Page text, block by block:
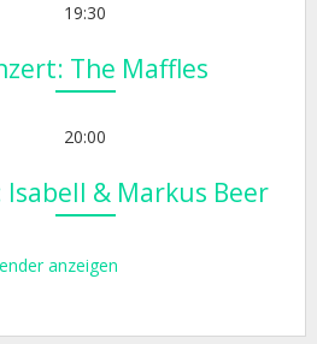
19:30
The Maffles
20:00
Isabell & Markus Beer
anzeigen